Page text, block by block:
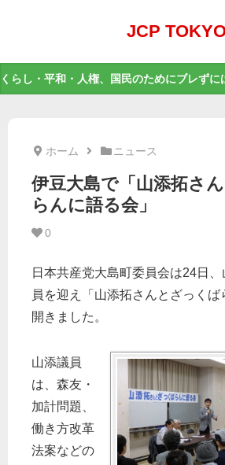
JCP
くらし・平和・人権、国民のためにブレず
ホーム ニュース
伊豆大島で「山添拓さ
らんに語る会」
0
日本共産党大島町委員会は24日
員を迎え「山添拓さんとざっくば
開きました。
山添議員
は、森友・
加計問題、
働き方改革
法案などの